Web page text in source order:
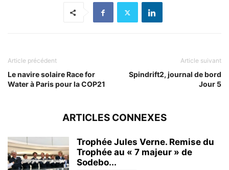
Article précédent
Le navire solaire Race for
Water à Paris pour la COP21
Article suivant
Spindrift2, journal de bord
Jour 5
ARTICLES CONNEXES
Trophée Jules Verne. Remise du
Trophée au « 7 majeur » de
Sodebo...